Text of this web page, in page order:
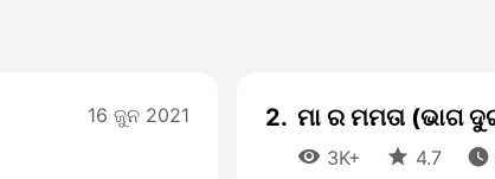
16 ଜୁନ 2021 2. ମା ର ମମତା (ଭାଗ
 3K+  4.7 